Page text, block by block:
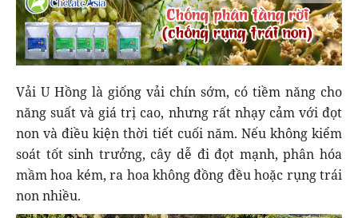
Vải U Hồng là giống vải chín sớm, có tiềm năng cho
năng suất và giá trị cao, nhưng rất nhạy cảm với đọt
non và điều kiện thời tiết cuối năm. Nếu không kiểm
soát tốt sinh trưởng, cây dễ đi đọt mạnh, phân hóa
mầm hoa kém, ra hoa không đồng đều hoặc rụng trái
non nhiều.